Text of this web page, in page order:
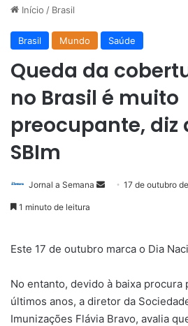
Início / Brasil
Brasil Mundo Saúde
Queda da
no Brasil é muito
preocupante, diz
SBIm
Jornal a Semana
Mande17 de outubro
1 minuto de leitura
Este 17 de outubro marca o Dia
No entanto, devido à baixa procura
últimos anos, a diretor da
Imunizações Flávia Bravo, avalia